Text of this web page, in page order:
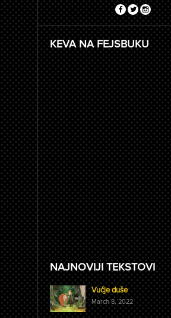
KEVA NA FEJSBUKU
NAJNOVIJI TEKSTOVI
Vučje duše
March 8, 2022